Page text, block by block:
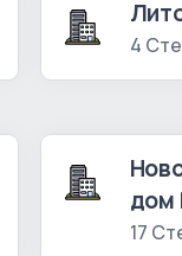
4
дом
17